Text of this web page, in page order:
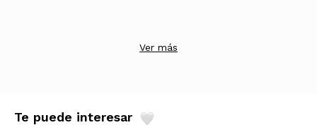
Ver más
Te puede interesar